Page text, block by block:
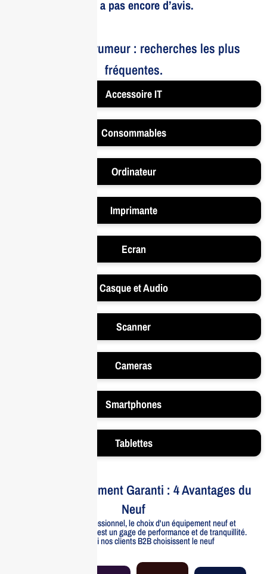
Il n’y a pas encore d’avis.
Le bruit et la rumeur : recherches les plus
fréquentes.
Accessoire IT
Consommables
Ordinateur
Imprimante
Ecran
Casque et Audio
Scanner
Cameras
Smartphones
Tablettes
Votre Investissement Garanti : 4 Avantages du
Neuf
Pour un usage professionnel, le choix d'un équipement neuf et
officiellement distribué est un gage de performance et de tranquillité.
Voici pourquoi nos clients B2B choisissent le neuf